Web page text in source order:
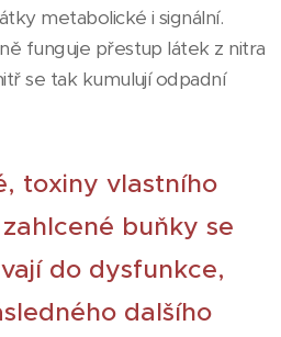
metabolické i signální.
funguje přestup látek z nitra
se tak kumulují odpadní
toxiny vlastního
buňky se
do dysfunkce,
dalšího